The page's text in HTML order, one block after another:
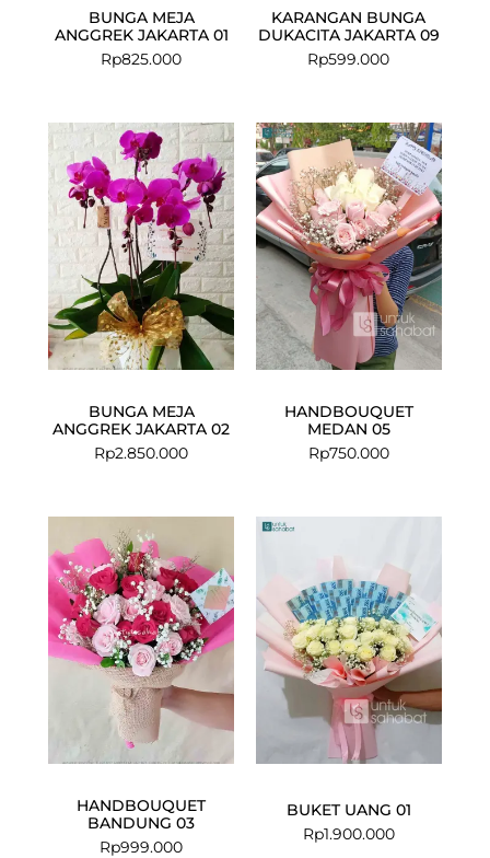
BUNGA MEJA
ANGGREK JAKARTA 01
Rp825.000
KARANGAN BUNGA
DUKACITA JAKARTA 09
Rp599.000
BUNGA MEJA
ANGGREK JAKARTA 02
Rp2.850.000
HANDBOUQUET
MEDAN 05
Rp750.000
HANDBOUQUET
BANDUNG 03
Rp999.000
BUKET UANG 01
Rp1.900.000